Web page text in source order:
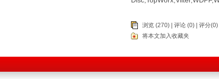
浏览 (270) | 评论 (0) | 评分
将本文加入收藏夹